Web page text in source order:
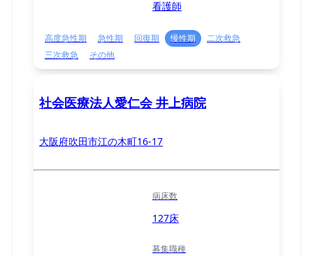
看護師
高度急性期 急性期 回復期 慢性期
二次救急
三次救急
その他
社会医療法人愛仁会 井上病院
大阪府吹田市江の木町16-17
病床数
127床
募集職種